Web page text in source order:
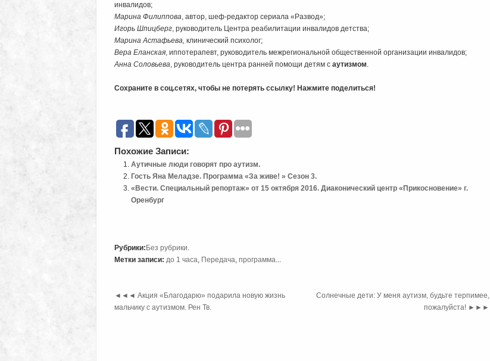
инвалидов;
Марина Филиппова, автор, шеф-редактор сериала «Развод»;
Игорь Шпицберг, руководитель Центра реабилитации инвалидов детства;
Марина Астафьева, клинический психолог;
Вера Еланская, иппотерапевт, руководитель межрегиональной общественной организации инвалидов;
Анна Соловьева, руководитель центра ранней помощи детям с аутизмом.
Сохраните в соц.сетях, чтобы не потерять ссылку! Нажмите поделиться!
Похожие Записи:
Аутичные люди говорят про аутизм.
Гость Яна Меладзе. Программа «За живе! » Сезон 3.
«Вести. Специальный репортаж» от 15 октября 2016. Диаконический центр «Прикосновение» г.
Оренбург
Рубрики: Без рубрики.
Метки записи: до 1 часа, Передача, программа...
◄◄◄ Акция «Благодарю» подарила новую жизнь
мальчику с аутизмом. Рен Тв.
Солнечные дети: У меня аутизм, будьте терпимее,
пожалуйста! ►►►